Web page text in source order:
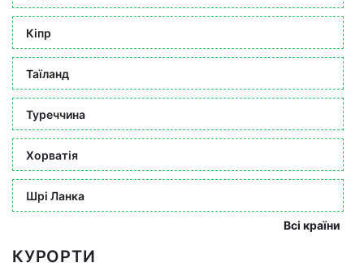
Кіпр
Таїланд
Туреччина
Хорватія
Шрі Ланка
Всі країни
КУРОРТИ